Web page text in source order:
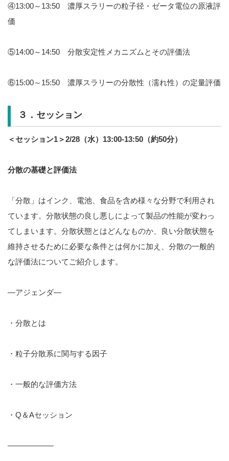
④13:00～13:50 濃厚スラリーの粒子径・ゼータ電位の原液評
価
⑤14:00～14:50 分散安定性メカニズムとその評価法
⑥15:00～15:50 濃厚スラリーの分散性（濡れ性）の定量評価
３．セッション
＜セッション1＞2/28（水）13:00-13:50（約50分）
分散の基礎と評価法
「分散」はインク、電池、食品を含め様々な分野で利用され
ています。分散状態の良し悪しによって製品の性能が変わっ
てしまいます。分散状態とはどんなものか、良い分散状態を
維持させるために必要な条件とは何かに加え、分散の一般的
な評価法についてご紹介します。
—アジェンダ—
・分散とは
・粒子分散系に関与する因子
・一般的な評価方法
・Q＆Aセッション
——————